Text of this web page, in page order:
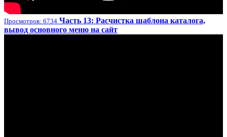
Просмотров: 6734 Часть 13: Расчистка шаблона каталога,
вывод основного меню на сайт